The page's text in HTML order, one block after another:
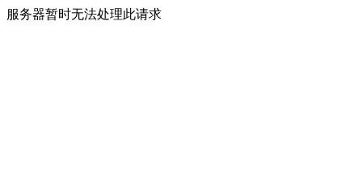
服务器暂时无法处理此请求